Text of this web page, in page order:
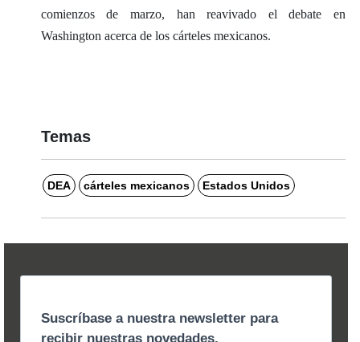
comienzos de marzo, han reavivado el debate en
Washington acerca de los cárteles mexicanos.
Temas
DEA cárteles mexicanos Estados Unidos